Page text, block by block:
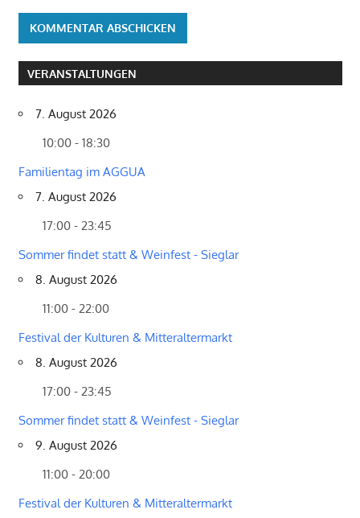
VERANSTALTUNGEN
7. August 2026
10:00 - 18:30
Familientag im AGGUA
7. August 2026
17:00 - 23:45
Sommer findet statt & Weinfest - Sieglar
8. August 2026
11:00 - 22:00
Festival der Kulturen & Mitteraltermarkt
8. August 2026
17:00 - 23:45
Sommer findet statt & Weinfest - Sieglar
9. August 2026
11:00 - 20:00
Festival der Kulturen & Mitteraltermarkt